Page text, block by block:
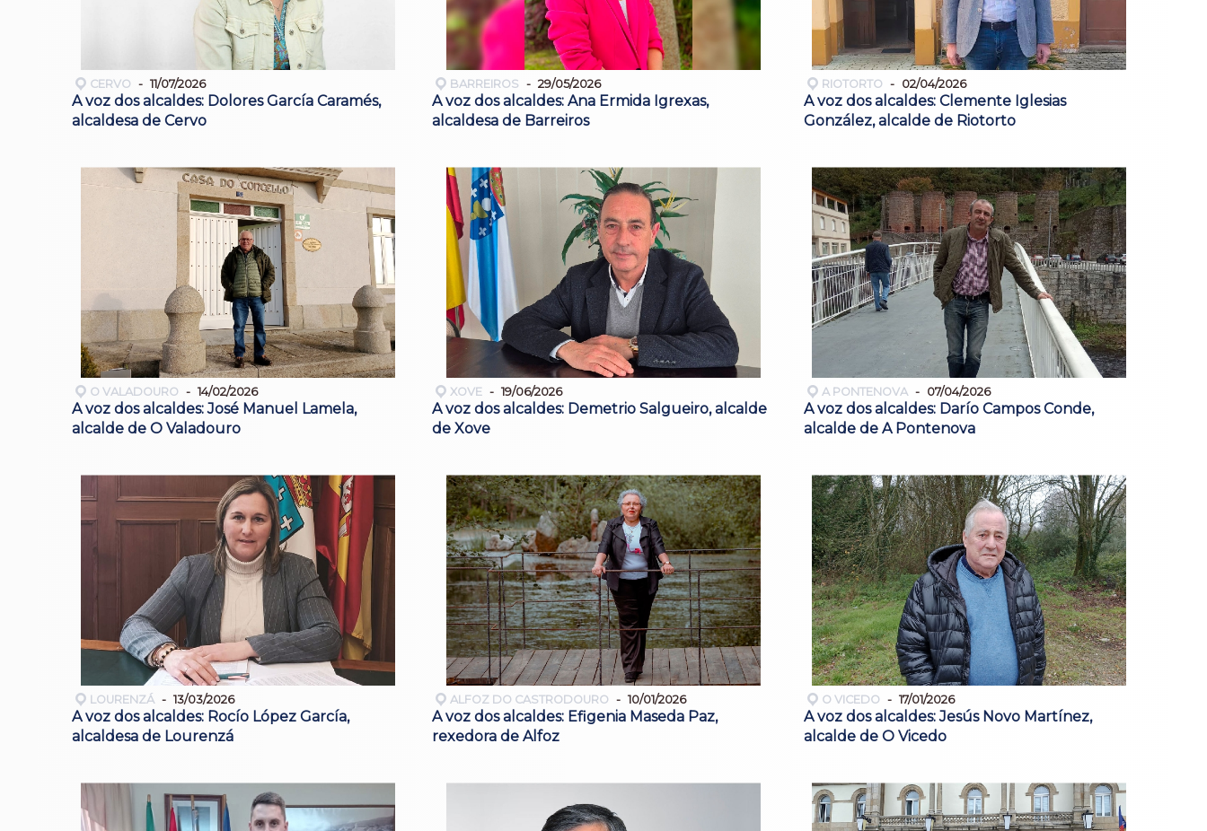
CERVO 11/07/2026
A voz dos alcaldes: Dolores García Caramés,
alcaldesa de Cervo
BARREIROS 29/05/2026
A voz dos alcaldes: Ana Ermida Igrexas,
alcaldesa de Barreiros
RIOTORTO 02/04/2026
A voz dos alcaldes: Clemente Iglesias
González, alcalde de Riotorto
O VALADOURO 14/02/2026
A voz dos alcaldes: José Manuel Lamela,
alcalde de O Valadouro
XOVE 19/06/2026
A voz dos alcaldes: Demetrio Salgueiro, alcalde
de Xove
A PONTENOVA 07/04/2026
A voz dos alcaldes: Darío Campos Conde,
alcalde de A Pontenova
LOURENZÁ 13/03/2026
A voz dos alcaldes: Rocío López García,
alcaldesa de Lourenzá
ALFOZ DO CASTRODOURO 10/01/2026
A voz dos alcaldes: Efigenia Maseda Paz,
rexedora de Alfoz
O VICEDO 17/01/2026
A voz dos alcaldes: Jesús Novo Martínez,
alcalde de O Vicedo